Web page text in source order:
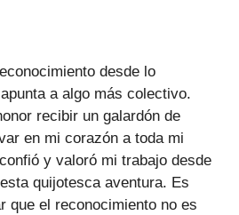
desde lo
a algo más colectivo.
recibir un galardón de
en mi corazón a toda mi
y valoró mi trabajo desde
quijotesca aventura. Es
que el reconocimiento no es